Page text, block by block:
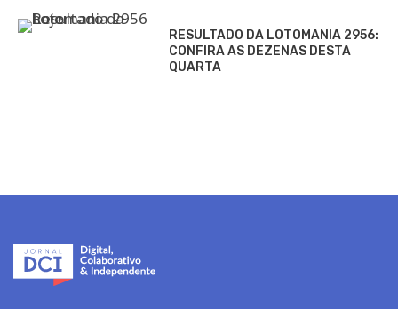
RESULTADO DA LOTOMANIA 2956:
CONFIRA AS DEZENAS DESTA
QUARTA